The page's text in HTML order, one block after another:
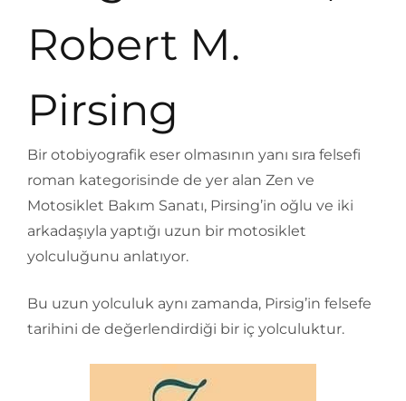
Robert M.
Pirsing
Bir otobiyografik eser olmasının yanı sıra felsefi
roman kategorisinde de yer alan Zen ve
Motosiklet Bakım Sanatı, Pirsing’in oğlu ve iki
arkadaşıyla yaptığı uzun bir motosiklet
yolculuğunu anlatıyor.
Bu uzun yolculuk aynı zamanda, Pirsig’in felsefe
tarihini de değerlendirdiği bir iç yolculuktur.